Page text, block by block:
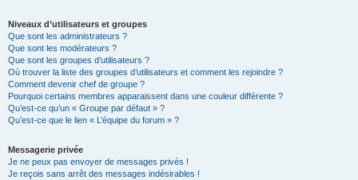
Niveaux d’utilisateurs et groupes
Que sont les administrateurs ?
Que sont les modérateurs ?
Que sont les groupes d’utilisateurs ?
Où trouver la liste des groupes d’utilisateurs et comment les rejoindre ?
Comment devenir chef de groupe ?
Pourquoi certains membres apparaissent dans une couleur différente ?
Qu’est-ce qu’un « Groupe par défaut » ?
Qu’est-ce que le lien « L’équipe du forum » ?
Messagerie privée
Je ne peux pas envoyer de messages privés !
Je reçois sans arrêt des messages indésirables !